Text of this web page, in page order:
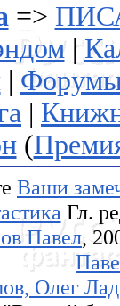
=>
|
|
|
(
Ваши
Гл.
Павел,
Олег